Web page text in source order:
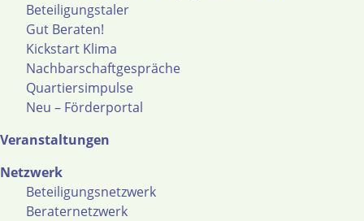
Beteiligungstaler
Gut Beraten!
Kickstart Klima
Nachbarschaftgespräche
Quartiersimpulse
Neu – Förderportal
Veranstaltungen
Netzwerk
Beteiligungsnetzwerk
Beraternetzwerk